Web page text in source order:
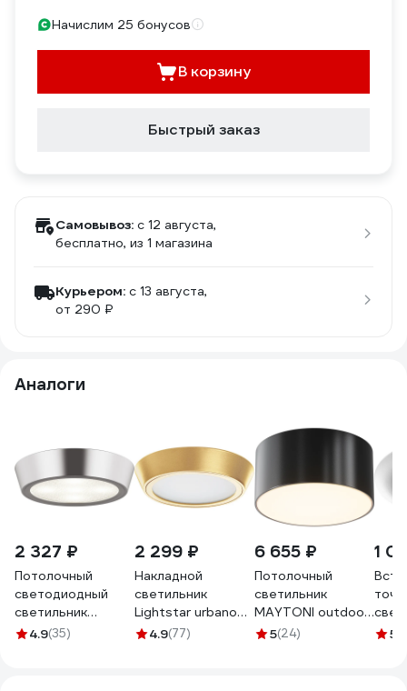
Начислим 25 бонусов
В корзину
Быстрый заказ
Самовывоз: c 12 августа,
бесплатно, из 1 магазина
Курьером: c 13 августа,
от 290 ₽
Аналоги
2 327 ₽
Потолочный
светодиодный
светильник
Lightstar 214992
4.9(35)
2 299 ₽
Накладной
светильник
Lightstar urbano
214934
4.9(77)
6 655 ₽
Потолочный
светильник
MAYTONI outdoor
zon ip led 15w
5(24)
1
5